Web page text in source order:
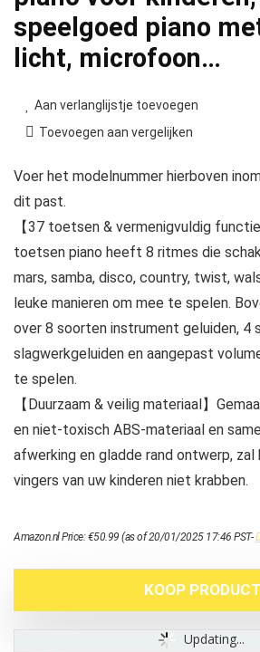
speelgoed piano
licht, microfoon…
Aan verlanglijstje toevoegen
Toevoegen aan vergelijken
Voer het modelnummer hierboven
dit past.
【37 toetsen & vermenigvuldig
toetsen piano heeft 8 ritmes die
mars, samba, disco, country, twist,
leuke manieren om mee te spelen.
over 8 soorten instrument geluiden, 4
slagwerkgeluiden en aangepast
te spelen.
【Duurzaam & veilig materiaal】
en niet-toxisch ABS-materiaal en
afwerking en gladde rand ontwerp,
vingers van uw kinderen niet krabben.
Amazon.nl Price:€50.99 (as of 20/01/2025 17:46 PST-
KOOP PRODUCT
Updating...